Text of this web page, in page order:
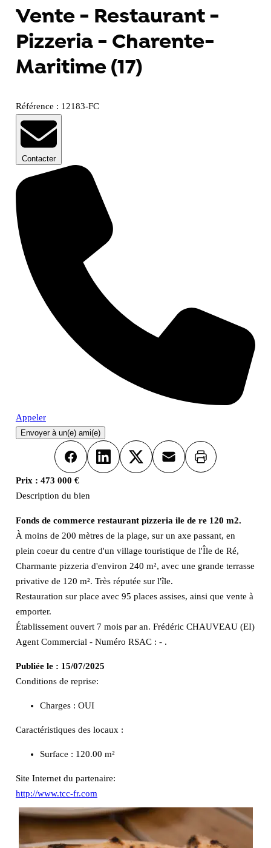
Vente - Restaurant -
Pizzeria - Charente-
Maritime (17)
Référence : 12183-FC
Contacter
Appeler
Envoyer à un(e) ami(e)
FacebookLinkedInX Email Imprimer
Prix : 473 000 €
Description du bien
Fonds de commerce restaurant pizzeria ile de re 120 m2.
À moins de 200 mètres de la plage, sur un axe passant, en
plein coeur du centre d'un village touristique de l'Île de Ré,
Charmante pizzeria d'environ 240 m², avec une grande terrasse
privative de 120 m². Très réputée sur l'île.
Restauration sur place avec 95 places assises, ainsi que vente à
emporter.
Établissement ouvert 7 mois par an. Frédéric CHAUVEAU (EI)
Agent Commercial - Numéro RSAC : - .
Publiée le : 15/07/2025
Conditions de reprise:
Charges : OUI
Caractéristiques des locaux :
Surface : 120.00 m²
Site Internet du partenaire:
http://www.tcc-fr.com